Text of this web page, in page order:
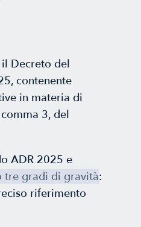
Decreto del
contenente
in materia di
3, del
ADR 2025 e
tre gradi di gravità:
riferimento